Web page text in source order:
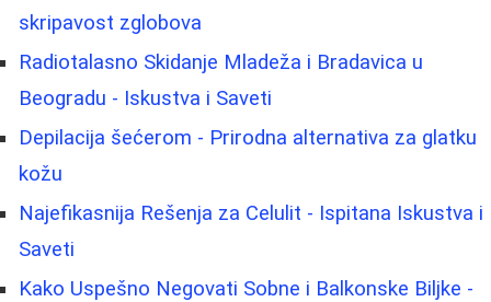
skripavost zglobova
Radiotalasno Skidanje Mladeža i Bradavica u
Beogradu - Iskustva i Saveti
Depilacija šećerom - Prirodna alternativa za glatku
kožu
Najefikasnija Rešenja za Celulit - Ispitana Iskustva i
Saveti
Kako Uspešno Negovati Sobne i Balkonske Biljke -